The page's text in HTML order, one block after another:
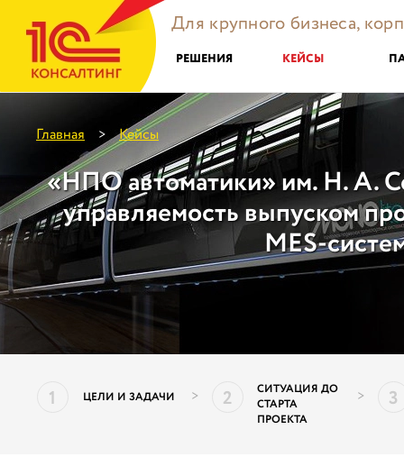
Для крупного бизнеса,
РЕШЕНИЯ КЕЙСЫ
Главная > Кейсы
«НПО автоматики» им. Н. А.
управляемость выпуском
MES-
1 ЦЕЛИ И ЗАДАЧИ > 2
СИТУАЦИЯ ДО
СТАРТА
ПРОЕКТА
> 3